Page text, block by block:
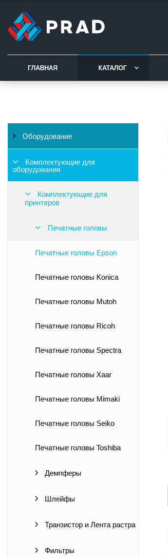
ГЛАВНАЯ КАТАЛОГ
Оборудование
Комплектующие для
оборудования
Комплектующие для
принтеров
Печатные головы
Печатные головы Epson
Печатные головы Konica
Печатные головы Mutoh
Печатные головы Ricoh
Печатные головы Spectra
Печатные головы Xaar
Печатные головы Mimaki
Печатные головы Seiko
Печатные головы Toshiba
Демпферы
Шлейфы
Транзистор и Лента растра
Фильтры